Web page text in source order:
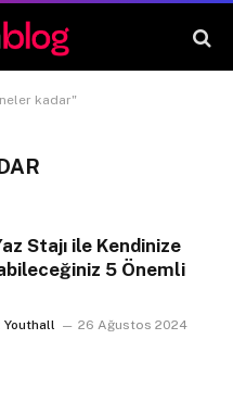
kadar"
Stajı ile Kendinize
5 Önemli
Youthall 26 Ağustos 2024